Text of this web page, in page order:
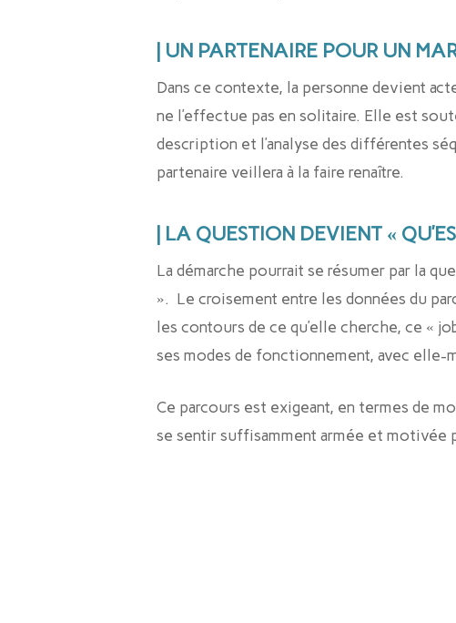
| UN PARTENAIRE POUR UN
Dans ce contexte, la personne devient
ne l’effectue pas en solitaire. Elle est
description et l’analyse des différentes
partenaire veillera à la faire renaître.
| LA QUESTION DEVIENT «
La démarche pourrait se résumer par la
». Le croisement entre les données du
les contours de ce qu’elle cherche, ce «
ses modes de fonctionnement, avec elle-
Ce parcours est exigeant, en termes de
se sentir suffisamment armée et motivée